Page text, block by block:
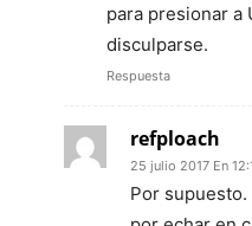
para presionar a
disculparse.
Respuesta
refploach
25 julio 2017 En
Por